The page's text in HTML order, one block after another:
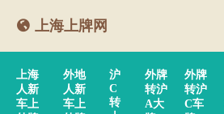
上海上牌网
上海
人新
车上
外地
人新
车上
沪
C
转
外牌
转沪
A大
外牌
转沪
C车